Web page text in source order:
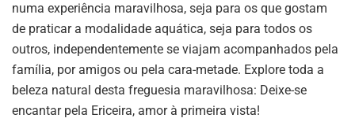
numa experiência maravilhosa, seja para os que gostam
de praticar a modalidade aquática, seja para todos os
outros, independentemente se viajam acompanhados pela
família, por amigos ou pela cara-metade. Explore toda a
beleza natural desta freguesia maravilhosa: Deixe-se
encantar pela Ericeira, amor à primeira vista!